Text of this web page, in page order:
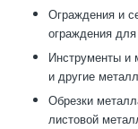
Ограждения и
ограждения
Инструменты и
и другие
Обрезки
листовой